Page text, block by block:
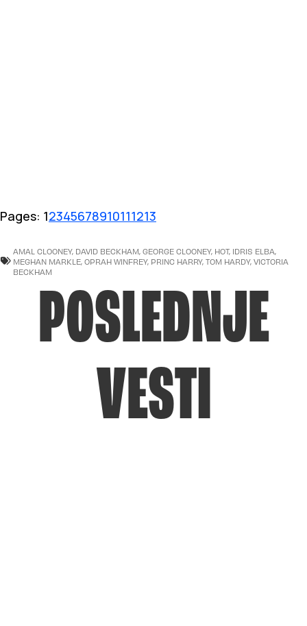
Pages: 12345678910111213
AMAL CLOONEY, DAVID BECKHAM, GEORGE CLOONEY, HOT, IDRIS ELBA,
MEGHAN MARKLE, OPRAH WINFREY, PRINC HARRY, TOM HARDY, VICTORIA
BECKHAM
POSLEDNJE
VESTI